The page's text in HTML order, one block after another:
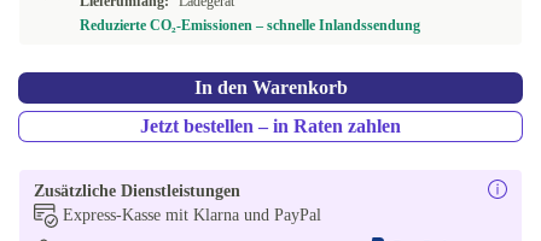
Reduzierte CO₂-Emissionen – schnelle Inlandssendung
In den Warenkorb
Jetzt bestellen – in Raten zahlen
Zusätzliche Dienstleistungen
Express-Kasse mit Klarna und PayPal